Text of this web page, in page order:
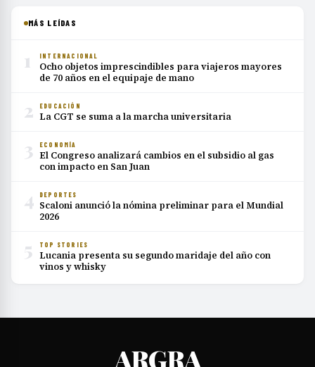
MÁS LEÍDAS
1 INTERNACIONAL
Ocho objetos imprescindibles para viajeros mayores
de 70 años en el equipaje de mano
2 EDUCACIÓN
La CGT se suma a la marcha universitaria
3 ECONOMÍA
El Congreso analizará cambios en el subsidio al gas
con impacto en San Juan
4 DEPORTES
Scaloni anunció la nómina preliminar para el Mundial
2026
5 TOP STORIES
Lucania presenta su segundo maridaje del año con
vinos y whisky
ARGRA